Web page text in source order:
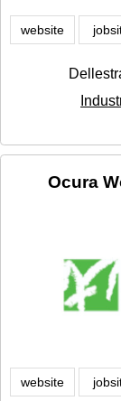
website
Ocura
website